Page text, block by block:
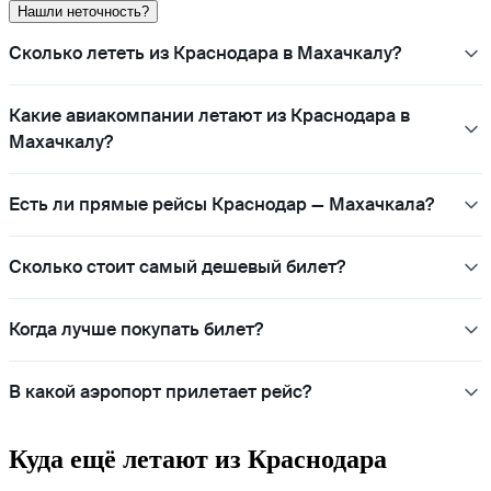
Нашли неточность?
Сколько лететь из Краснодара в Махачкалу?
Какие авиакомпании летают из Краснодара в
Махачкалу?
Есть ли прямые рейсы Краснодар — Махачкала?
Сколько стоит самый дешевый билет?
Когда лучше покупать билет?
В какой аэропорт прилетает рейс?
Куда ещё летают из Краснодара